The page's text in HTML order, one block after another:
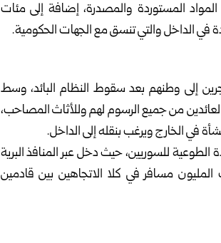
من المواد المستوردة والمصدرة، إضافة إلى مئات
في الداخل والتي تنسق مع الجهات الحكومية.
إلى وطنهم بعد سقوط النظام البائد، وسط
من جميع الرسوم لهم وللأثاث المصاحب،
في الخارج ويرغب بنقله إلى الداخل.
للسوريين، حيث دخل عبر المنافذ البرية
مسافر في كلا الاتجاهين بين قادمين